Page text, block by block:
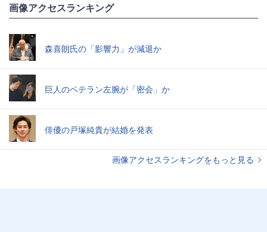
画像アクセスランキング
森喜朗氏の「影響力」が減退か
巨人のベテラン左腕が「密会」か
俳優の戸塚純貴が結婚を発表
画像アクセスランキングをもっと見る